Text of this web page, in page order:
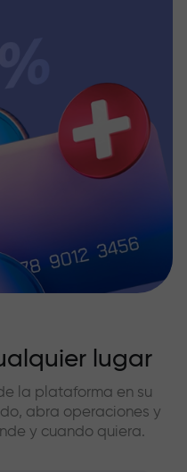
lugar
la plataforma en su
abra operaciones y
y cuando quiera.